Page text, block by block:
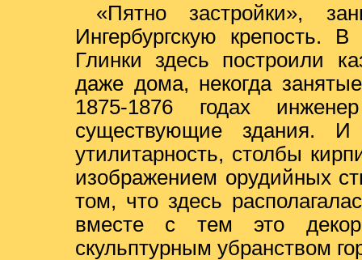
«Пятно застройки»,
Ингербургскую крепость.
Глинки здесь построили
даже дома, некогда
1875-1876 годах
существующие здания.
утилитарность, столбы
изображением орудийных
том, что здесь
вместе с тем это
скульптурным убранством